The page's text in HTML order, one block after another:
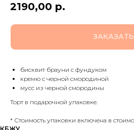
2190,00 р.
ЗАКАЗАТЬ
бисквит брауни с фундуком
кремю с черной смородиной
мусс из черной смородины
Торт в подарочной упаковке.
* Стоимость упаковки включена в
КБЖУ